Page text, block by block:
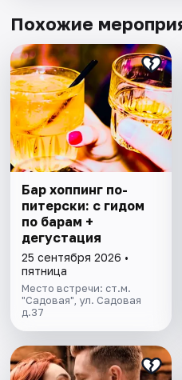
Похожие
Бар хоппинг по-
питерски: с гидом
по барам +
дегустация
25 сентября 2026 •
пятница
Место встречи: ст.м.
"Садовая", ул. Садовая
д.37